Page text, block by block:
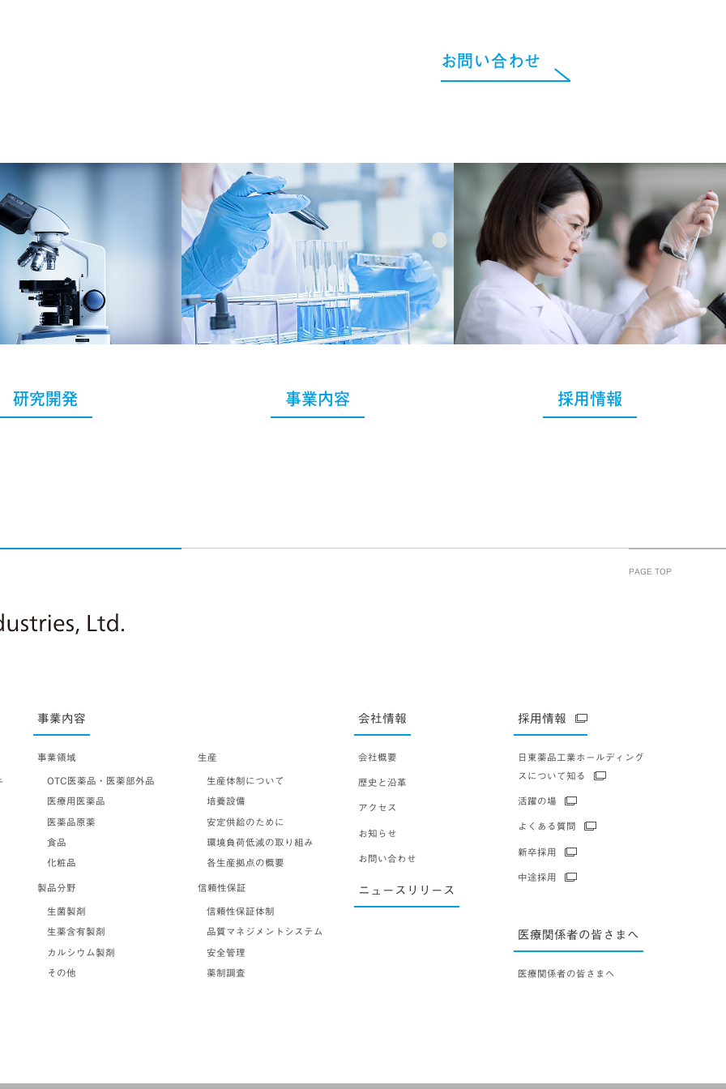
お問い合わせ
研究開発 事業内容 採用情報
PAGE TOP
事業内容
事業領域
OTC医薬品・医薬部外品
医療用医薬品
医薬品原薬
食品
化粧品
製品分野
生菌製剤
生薬含有製剤
カルシウム製剤
その他
生産
生産体制について
培養設備
安定供給のために
環境負荷低減の取り組み
各生産拠点の概要
信頼性保証
信頼性保証体制
品質マネジメントシステム
安全管理
薬制調査
会社情報
会社概要
歴史と沿革
アクセス
お知らせ
お問い合わせ
ニュースリリース
採用情報
日東薬品工業ホールディング
スについて知る
活躍の場
よくある質問
新卒採用
中途採用
医療関係者の皆さまへ
医療関係者の皆さまへ